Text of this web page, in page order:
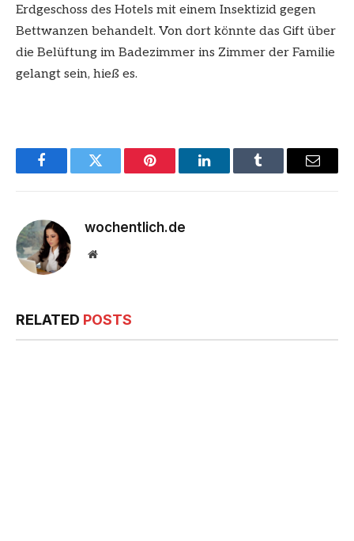
Erdgeschoss des Hotels mit einem Insektizid gegen
Bettwanzen behandelt. Von dort könnte das Gift über
die Belüftung im Badezimmer ins Zimmer der Familie
gelangt sein, hieß es.
FacebookTwitter Pinterest LinkedInTumblr Email
wochentlich.de
Website
RELATED POSTS